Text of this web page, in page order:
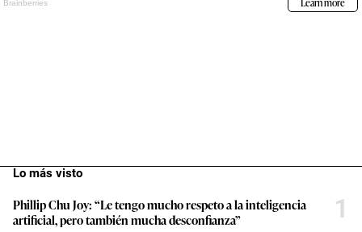
Lo más visto
Phillip Chu Joy: “Le tengo mucho respeto a la inteligencia
artificial, pero también mucha desconfianza”
1